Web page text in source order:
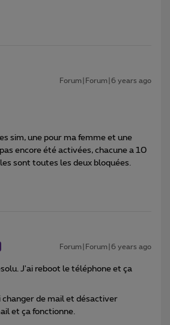
Forum|Forum|6 years ago
sim, une pour ma femme et une
encore été activées, chacune a 10
sont toutes les deux bloquées.
Forum|Forum|6 years ago
J'ai reboot le téléphone et ça
changer de mail et désactiver
et ça fonctionne.